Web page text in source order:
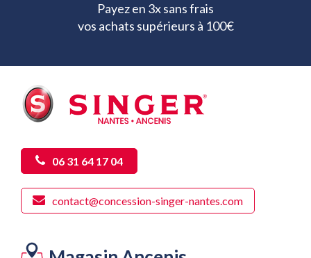
Payez en 3x sans frais
vos achats supérieurs à 100€
06 31 64 17 04
contact@concession-singer-nantes.com